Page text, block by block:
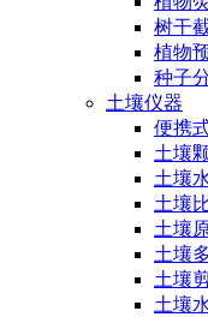
树干
植物
种子
土壤仪器
便携
土壤
土壤
土壤
土壤
土壤
土壤
土壤